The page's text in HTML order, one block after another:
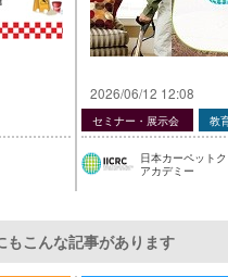
2026/06/12 12:08
セミナー・展示会 教
日本カーペット
アカデミー
もこんな記事があります